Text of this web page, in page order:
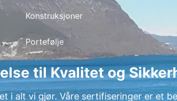
Konstruksjoner
Portefølje
til Kvalitet og
i alt vi gjør. Våre sertifiseringer er et